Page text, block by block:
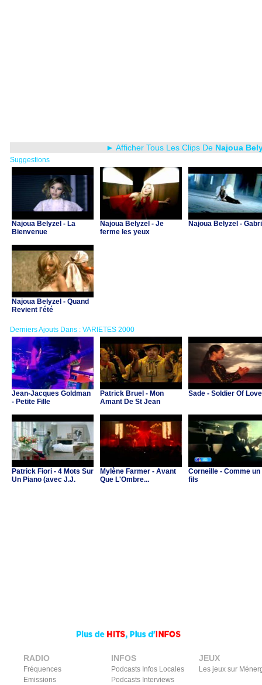
► Afficher Tous Les Clips De Najoua
Suggestions
Najoua Belyzel - La
Bienvenue
Najoua Belyzel - Je
ferme les yeux
Najoua Belyzel -
Najoua Belyzel - Quand
Revient l'été
Derniers Ajouts Dans : VARIETES 2000
Jean-Jacques Goldman
- Petite Fille
Patrick Bruel - Mon
Amant De St Jean
Sade - Soldier Of Love
Patrick Fiori - 4 Mots Sur
Un Piano (avec J.J.
Mylène Farmer - Avant
Que L'Ombre...
Corneille - Comme un
fils
RADIO
Fréquences
Emissions
INFOS
Podcasts Infos Locales
Podcasts Interviews
JEUX
Les jeux sur